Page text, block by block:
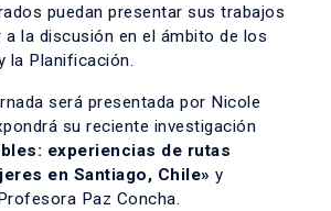
puedan presentar sus trabajos
la discusión en el ámbito de los
la Planificación.
será presentada por Nicole
su reciente investigación
experiencias de rutas
en Santiago, Chile» y
Paz Concha.